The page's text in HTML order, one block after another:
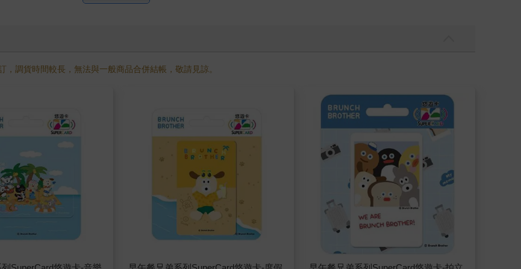
調貨時間較長，無法與一般商品合併結帳，敬請見諒。